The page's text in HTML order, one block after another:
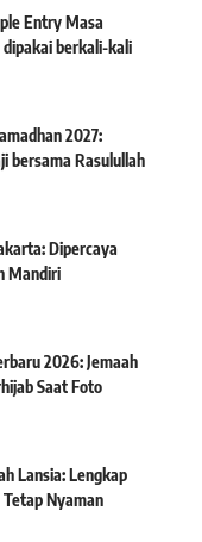
Entry Masa
dipakai berkali-kali
2027:
bersama Rasulullah
Dipercaya
Mandiri
2026: Jemaah
Saat Foto
Lansia: Lengkap
Nyaman